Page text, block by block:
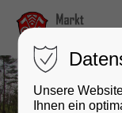
Unsere
Ihnen ein